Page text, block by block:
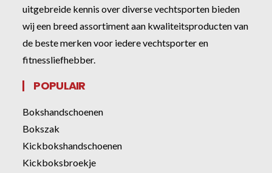
uitgebreide kennis over diverse vechtsporten bieden
wij een breed assortiment aan kwaliteitsproducten van
de beste merken voor iedere vechtsporter en
fitnessliefhebber.
POPULAIR
Bokshandschoenen
Bokszak
Kickbokshandschoenen
Kickboksbroekje